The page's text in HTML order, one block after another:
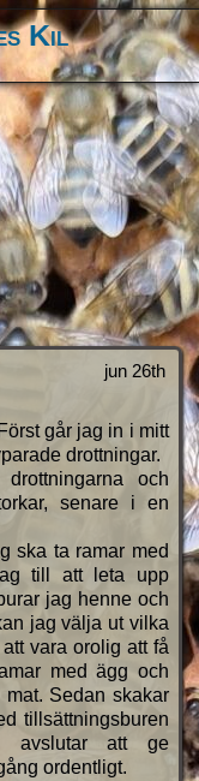
Kil
jun 26th
går jag in i mitt
drottningar.
och
senare i en
ska ta ramar med
till att leta upp
jag henne och
jag välja ut vilka
vara orolig att få
med ägg och
Sedan skakar
tillsättningsburen
avslutar att ge
ordentligt.